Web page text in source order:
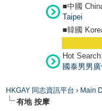
■中國
Taipei
■韓國
Hot Search:
國泰男男
HKGAY 同志資訊平台 › Main
有地 按摩